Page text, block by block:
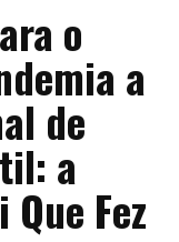
o
a
de
a
Fez